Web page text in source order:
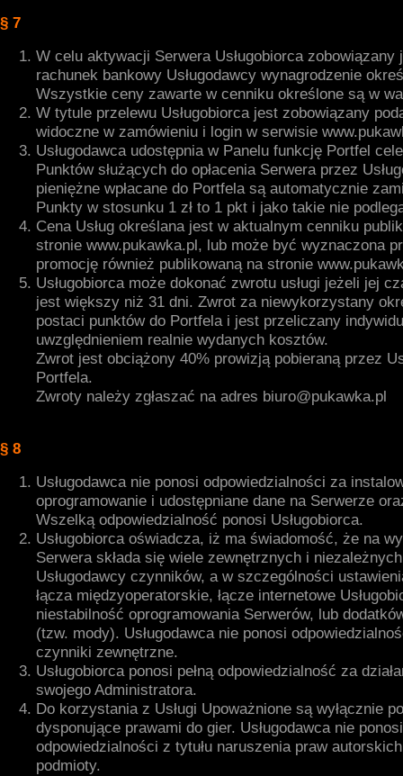
§ 7
W celu aktywacji Serwera Usługobiorca zobowiązany
rachunek bankowy Usługodawcy wynagrodzenie
Wszystkie ceny zawarte w cenniku określone są w
W tytule przelewu Usługobiorca jest zobowiązany
widoczne w zamówieniu i login w serwisie
Usługodawca udostępnia w Panelu funkcję Portfel
Punktów służących do opłacenia Serwera przez
pieniężne wpłacane do Portfela są automatycznie
Punkty w stosunku 1 zł to 1 pkt i jako takie nie
Cena Usług określana jest w aktualnym cenniku
stronie www.pukawka.pl, lub może być wyznaczona
promocję również publikowaną na stronie
Usługobiorca może dokonać zwrotu usługi jeżeli jej
jest większy niż 31 dni. Zwrot za niewykorzystany
postaci punktów do Portfela i jest przeliczany
uwzględnieniem realnie wydanych kosztów.
Zwrot jest obciążony 40% prowizją pobieraną przez
Portfela.
Zwroty należy zgłaszać na adres biuro@pukawka.pl
§ 8
Usługodawca nie ponosi odpowiedzialności za
oprogramowanie i udostępniane dane na Serwerze
Wszelką odpowiedzialność ponosi Usługobiorca.
Usługobiorca oświadcza, iż ma świadomość, że na
Serwera składa się wiele zewnętrznych i
Usługodawcy czynników, a w szczególności
łącza międzyoperatorskie, łącze internetowe
niestabilność oprogramowania Serwerów, lub
(tzw. mody). Usługodawca nie ponosi
czynniki zewnętrzne.
Usługobiorca ponosi pełną odpowiedzialność za
swojego Administratora.
Do korzystania z Usługi Upoważnione są wyłącznie
dysponujące prawami do gier. Usługodawca nie
odpowiedzialności z tytułu naruszenia praw
podmioty.